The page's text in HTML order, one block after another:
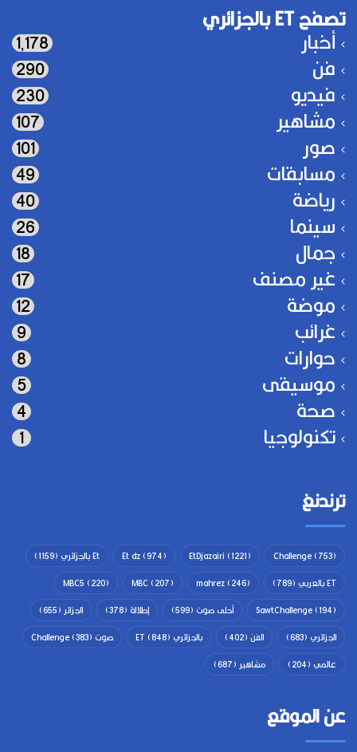
تصفح ET بالجزائري
أخبار 1٬178
فن 290
فيديو 230
مشاهير 107
صور 101
مسابقات 49
رياضة 40
سينما 26
جمال 18
غير مصنف 17
موضة 12
غرائب 9
حوارات 8
موسيقى 5
صحة 4
تكنولوجيا 1
ترندنغ
Challenge(753)
EtDjazairi (1221)
Et dz(974) Et بالجزائري
(1159)
ET بالعربي
(789)
mahrez(246)
MBC(207)
MBC5 (220)
SawtChallenge(194) أحلى صوت (599) إطلالة (378) الجزائر (655)
الجزائري (683) الفن (402) بالجزائري ET (848) صوت Challenge (383)
عالمي (204) مشاهير (687)
عن الموقع